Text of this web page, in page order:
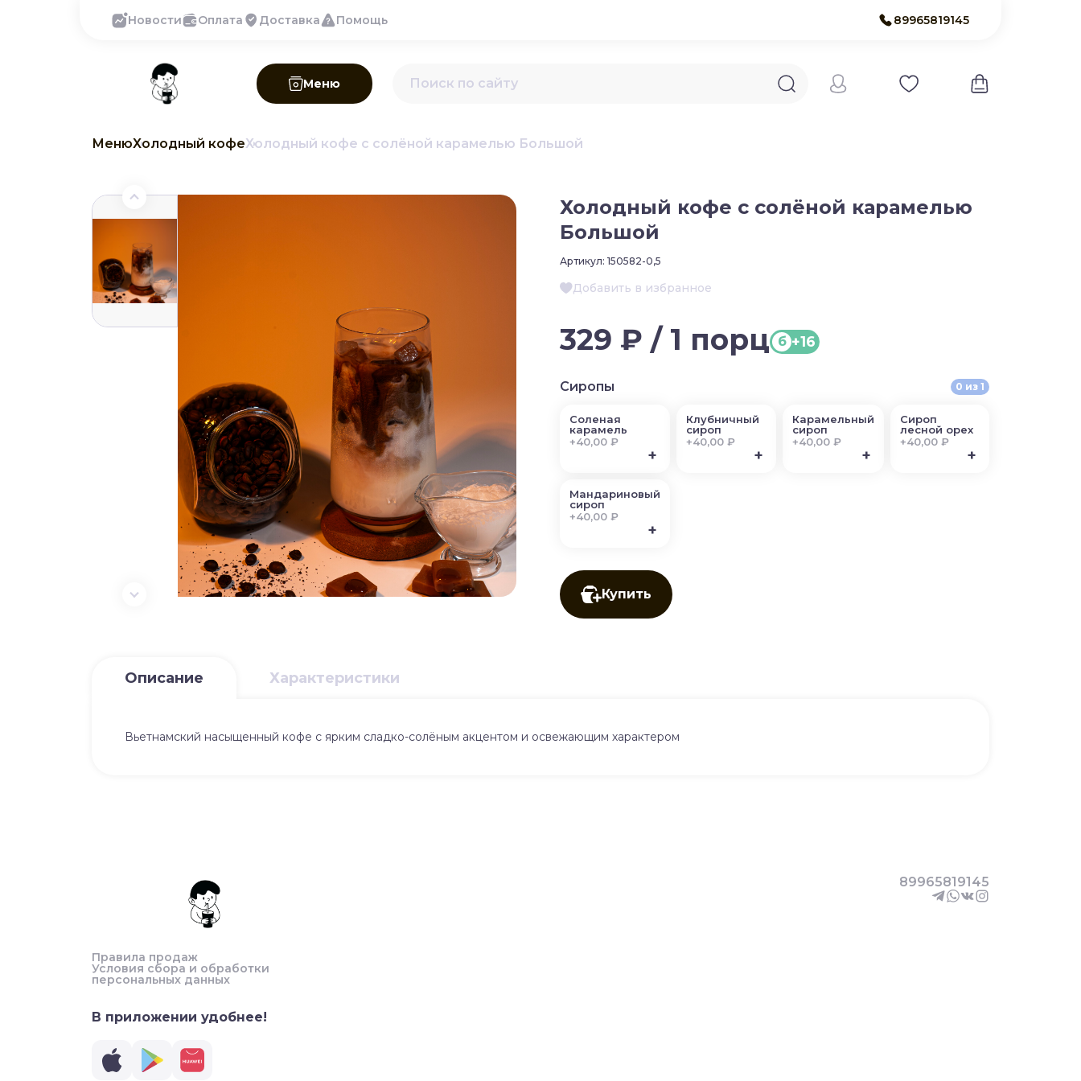
Новости Оплата Доставка Помощь 89965819145
Меню
МенюХолодный кофеХолодный кофе с солёной карамелью Большой
Холодный кофе с солёной карамелью
Большой
Артикул: 150582-0,5
Добавить в избранное
329 ₽ / 1 порц б +16
Сиропы 0 из 1
Соленая
карамель
+40,00 ₽
+
Клубничный
сироп
+40,00 ₽
+
Карамельный
сироп
+40,00 ₽
+
Сироп
лесной орех
+40,00 ₽
+
Мандариновый
сироп
+40,00 ₽
+
Купить
Описание Характеристики
Вьетнамский насыщенный кофе с ярким сладко-солёным акцентом и освежающим характером
Правила продаж
Условия сбора и обработки
персональных данных
89965819145
В приложении удобнее!